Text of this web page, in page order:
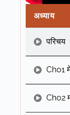
अध्याय
परिचय
Ch01
Ch02